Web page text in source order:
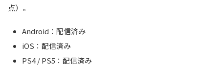
点）。
Android：配信済み
iOS：配信済み
PS4 / PS5：配信済み